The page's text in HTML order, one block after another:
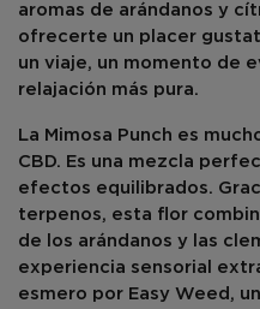
aromas de arándanos y
ofrecerte un placer
un viaje, un momento de
relajación más pura.
La Mimosa Punch es
CBD. Es una mezcla
efectos equilibrados.
terpenos, esta flor
de los arándanos y las
experiencia sensorial
esmero por Easy Weed
,